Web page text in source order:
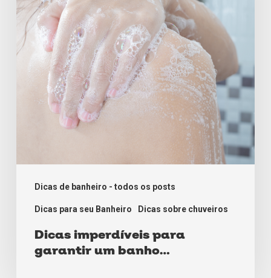
Dicas de banheiro - todos os posts
Dicas para seu Banheiro Dicas sobre chuveiros
um
banho
sensacional
Dicas imperdíveis para
garantir um banho